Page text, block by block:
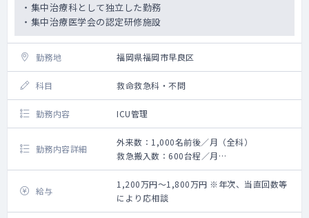
・集中治療科として独立した勤務
・集中治療医学会の認定研修施設
勤務地 福岡県福岡市早良区
科目 救命救急科・不問
勤務内容 ICU管理
勤務内容詳細
外来数：1,000名前後／月（全科）
救急搬入数：600台程／月
手術数：180件程／月（外科系全て）
ICU管理（集中治療科）
給与
1,200万円～1,800万円 ※年次、当直回数等
により応相談